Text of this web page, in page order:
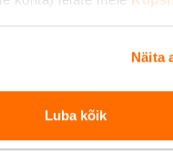
Näita
Luba kõik
Oluline on ka see,
saad siis, kui sul on